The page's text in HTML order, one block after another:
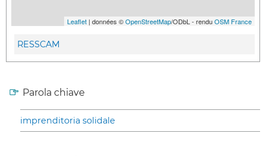
Leaflet | données ©OpenStreetMap/ODbL - renduOSM France
RESSCAM
Parola chiave
imprenditoria solidale